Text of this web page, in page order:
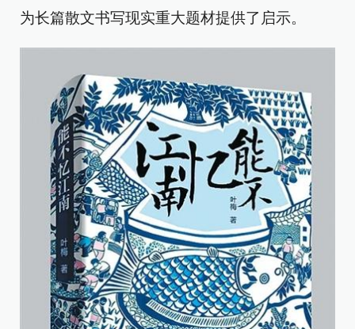
为长篇散文书写现实重大题材提供了启示。